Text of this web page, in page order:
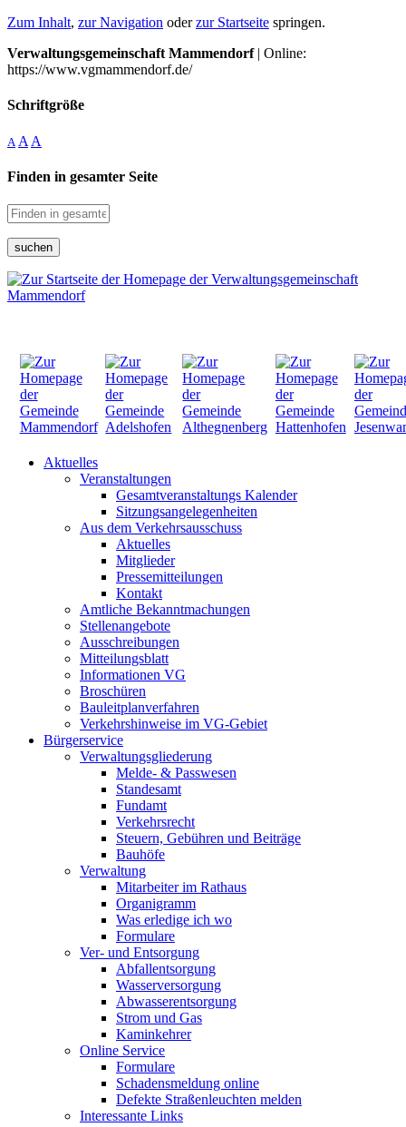
Zum Inhalt, zur Navigation oderzur Startseite springen.
Verwaltungsgemeinschaft Mammendorf| Online:
https://www.vgmammendorf.de/
Schriftgröße
A A A
Finden in gesamter Seite
suchen
Aktuelles
Veranstaltungen
Gesamtveranstaltungs Kalender
Sitzungsangelegenheiten
Aus dem Verkehrsausschuss
Aktuelles
Mitglieder
Pressemitteilungen
Kontakt
Amtliche Bekanntmachungen
Stellenangebote
Ausschreibungen
Mitteilungsblatt
Informationen VG
Broschüren
Bauleitplanverfahren
Verkehrshinweise im VG-Gebiet
Bürgerservice
Verwaltungsgliederung
Melde- & Passwesen
Standesamt
Fundamt
Verkehrsrecht
Steuern, Gebühren und Beiträge
Bauhöfe
Verwaltung
Mitarbeiter im Rathaus
Organigramm
Was erledige ich wo
Formulare
Ver- und Entsorgung
Abfallentsorgung
Wasserversorgung
Abwasserentsorgung
Strom und Gas
Kaminkehrer
Online Service
Formulare
Schadensmeldung online
Defekte Straßenleuchten melden
Interessante Links